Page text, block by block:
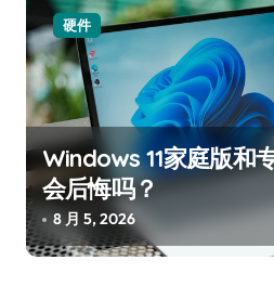
硬件
Windows 11家庭版和
会后悔吗？
8 月 5, 2026